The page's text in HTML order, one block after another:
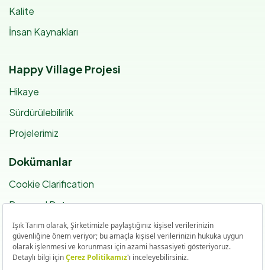
Kalite
İnsan Kaynakları
Happy Village Projesi
Hikaye
Sürdürülebilirlik
Projelerimiz
Dokümanlar
Cookie Clarification
Personal Data
ISMS Policy
Bilgi Toplumu Hizmetleri